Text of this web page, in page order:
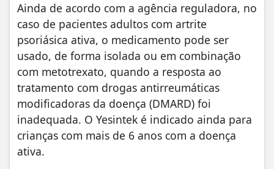
Ainda de acordo com a agência reguladora, no
caso de pacientes adultos com artrite
psoriásica ativa, o medicamento pode ser
usado, de forma isolada ou em combinação
com metotrexato, quando a resposta ao
tratamento com drogas antirreumáticas
modificadoras da doença (DMARD) foi
inadequada. O Yesintek é indicado ainda para
crianças com mais de 6 anos com a doença
ativa.